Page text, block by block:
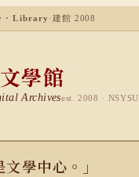
· Library ·建館 2008
學館
Archivesest. 2008 · NSYSU
學中心。」